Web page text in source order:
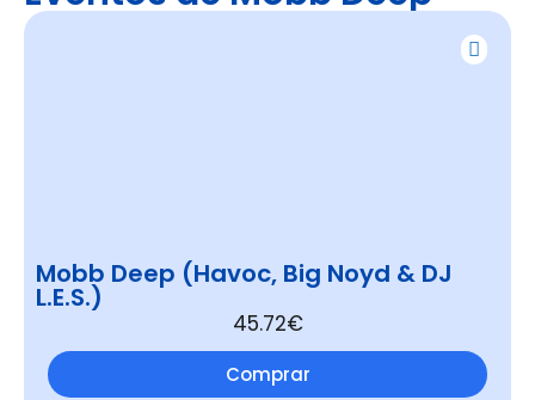
Mobb Deep (Havoc, Big Noyd & DJ
L.E.S.)
45.72€
Comprar